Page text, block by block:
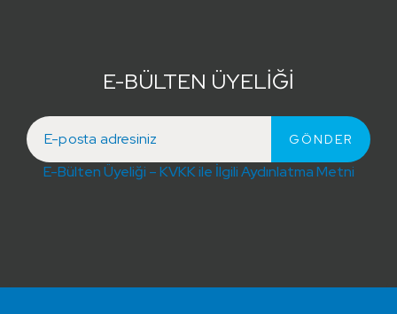
E-BÜLTEN ÜYELİĞİ
E-Bülten Üyeliği – KVKK ile İlgili Aydınlatma Metni